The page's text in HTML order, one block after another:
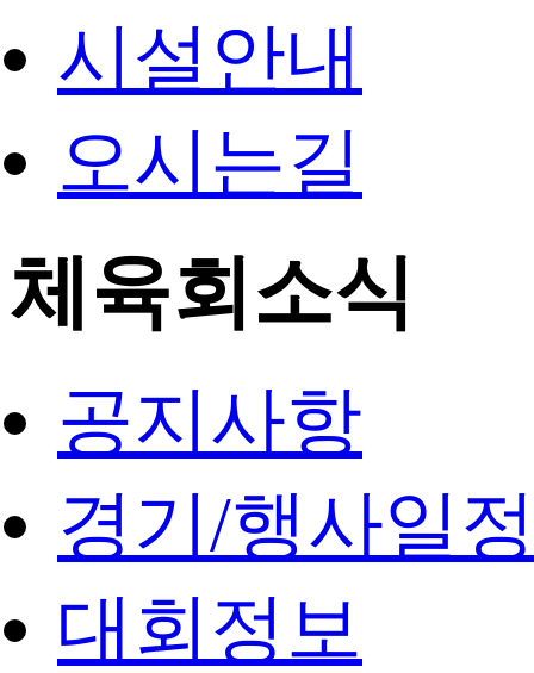
시설안내
오시는길
체육회소식
공지사항
경기/행사일
대회정보